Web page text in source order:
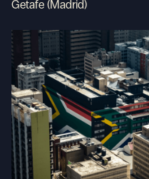
Getafe (Madrid)